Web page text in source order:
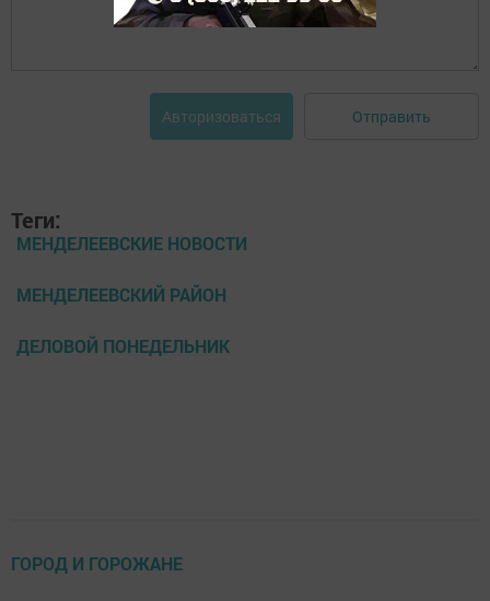
Авторизоваться Отправить
Теги:
МЕНДЕЛЕЕВСКИЕ НОВОСТИ
МЕНДЕЛЕЕВСКИЙ РАЙОН
ДЕЛОВОЙ ПОНЕДЕЛЬНИК
ГОРОД И ГОРОЖАНЕ